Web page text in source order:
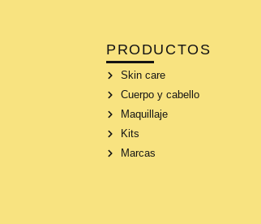
PRODUCTOS
Skin care
Cuerpo y cabello
Maquillaje
Kits
Marcas